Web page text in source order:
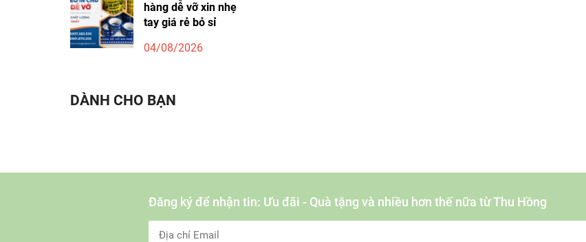
hàng dễ vỡ xin nhẹ
tay giá rẻ bỏ sỉ
04/08/2026
DÀNH CHO BẠN
Đăng ký để nhận tin: Ưu đãi - Quà tặng và nhiều hơn thế nữa từ Thu Hồng